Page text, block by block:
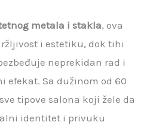
metala i stakla, ova
i estetiku, dok tihi
neprekidan rad i
efekat. Sa dužinom od 60
tipove salona koji žele da
identitet i privuku